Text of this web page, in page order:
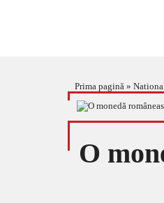
Prima pagină »
O